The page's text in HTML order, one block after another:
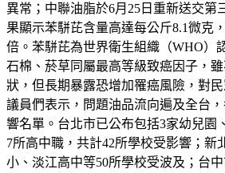
異常；中聯油脂於6月25日重新送交第
果顯示苯駢芘含量高達每公斤8.1微克
倍。苯駢芘為世界衛生組織（WHO）
石棉、菸草同屬最高等級致癌因子，
狀，但長期暴露恐增加罹癌風險，對
議員們表示，問題油品流向遍及全台
響名單。台北市已公布包括3家幼兒園
7所高中職，共計42所學校受影響；新
小、淡江高中等50所學校受波及；台